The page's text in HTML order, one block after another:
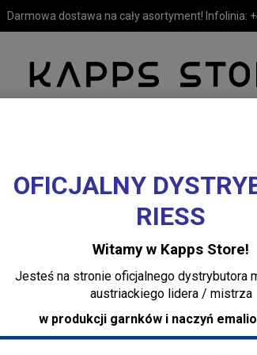
Darmowa dostawa na cały asortyment! Infolinia:
OFICJALNY
RIESS
Witamy w Kapps Store!
Jesteś na stronie oficjalnego dystrybutora
austriackiego lidera / mistrza
w produkcji garnków i naczyń
MEBLE LUSTRA I OŚWIETLENIE
Półka
Dodaj recenzję:
2589
Producent: